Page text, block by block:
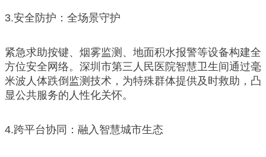
3.安全防护：全场景守护
紧急求助按键、烟雾监测、地面积水报警等设备构建全
方位安全网络。深圳市第三人民医院智慧卫生间通过毫
米波人体跌倒监测技术，为特殊群体提供及时救助，凸
显公共服务的人性化关怀。
4.跨平台协同：融入智慧城市生态